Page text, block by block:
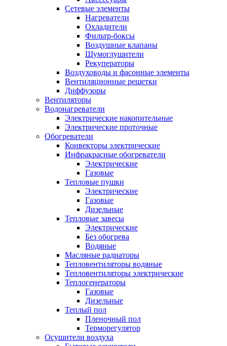
Сетевые элементы
Нагреватели
Охладители
Фильтр-боксы
Воздушные клапаны
Шумоглушители
Рекуператоры
Воздуховоды и фасонные элементы
Вентиляционные решетки
Диффузоры
Вентиляторы
Водонагреватели
Электрические накопительные
Электрические проточные
Обогреватели
Конвекторы электрические
Инфракрасные обогреватели
Электрические
Газовые
Тепловые пушки
Электрические
Газовые
Дизельные
Тепловые завесы
Электрические
Без обогрева
Водяные
Масляные радиаторы
Тепловентиляторы водяные
Тепловентиляторы электрические
Теплогенераторы
Газовые
Дизельные
Теплый пол
Пленочный пол
Терморегулятор
Осушители воздуха